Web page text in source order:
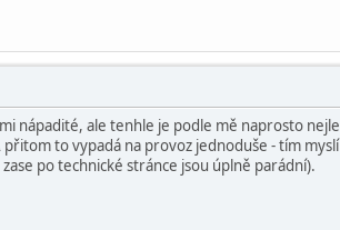
nápadité, ale tenhle je podle mě naprosto
přitom to vypadá na provoz jednoduše - tím
po technické stránce jsou úplně parádní).